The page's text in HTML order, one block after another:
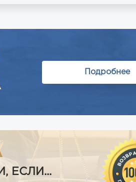
Подробнее
ЕСЛИ...